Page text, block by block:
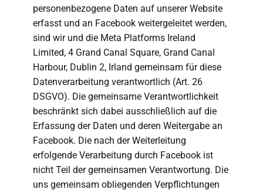
personenbezogene Daten auf unserer Website
erfasst und an Facebook weitergeleitet werden,
sind wir und die Meta Platforms Ireland
Limited, 4 Grand Canal Square, Grand Canal
Harbour, Dublin 2, Irland gemeinsam für diese
Datenverarbeitung verantwortlich (Art. 26
DSGVO). Die gemeinsame Verantwortlichkeit
beschränkt sich dabei ausschließlich auf die
Erfassung der Daten und deren Weitergabe an
Facebook. Die nach der Weiterleitung
erfolgende Verarbeitung durch Facebook ist
nicht Teil der gemeinsamen Verantwortung. Die
uns gemeinsam obliegenden Verpflichtungen